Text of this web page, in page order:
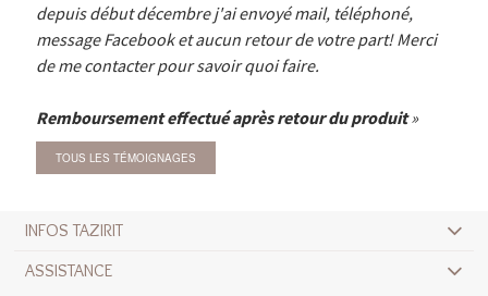
depuis début décembre j'ai envoyé mail, téléphoné,
message Facebook et aucun retour de votre part! Merci
de me contacter pour savoir quoi faire.
Remboursement effectué après retour du produit
TOUS LES TÉMOIGNAGES
INFOS TAZIRIT
ASSISTANCE